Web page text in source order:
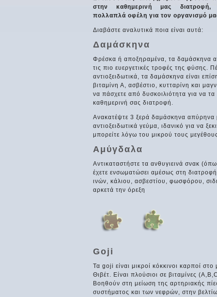
στην καθημερινή μας διατροφή,
πολλαπλά οφέλη για τον οργανισμό
Διαβάστε αναλυτικά ποια είναι αυτά:
Δαμάσκηνα
Φρέσκα ή αποξηραμένα, τα δαμάσκηνα
τις πιο ευεργετικές τροφές της φύσης.
αντιοξειδωτικά, τα δαμάσκηνα είναι
βιταμίνη Α, ασβέστιο, κυτταρίνη και
να πάσχετε από δυσκοιλιότητα για να τα
καθημερινή σας διατροφή.
Ανακατέψτε 3 ξερά δαμάσκηνα απύρηνα
αντιοξειδωτικά γεύμα, ιδανικό για να
μπορείτε λόγω του μικρού τους
Αμύγδαλα
Αντικαταστήστε τα ανθυγιεινά σνακ
έχετε ενσωματώσει αμέσως στη
ινών, κάλιου, ασβεστίου, φωσφόρου,
αρκετά την όρεξη
Goji
Τα goji είναι μικροί κόκκινοι καρποί
Θιβέτ. Είναι πλούσιοι σε βιταμίνες
Βοηθούν στη μείωση της αρτηριακής
συστήματος και των νεφρών, στην